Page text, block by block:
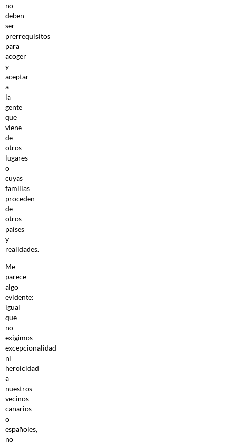
no
deben
ser
prerrequisitos
para
acoger
y
aceptar
a
la
gente
que
viene
de
otros
lugares
o
cuyas
familias
proceden
de
otros
países
y
realidades.
Me
parece
algo
evidente:
igual
que
no
exigimos
excepcionalidad
ni
heroicidad
a
nuestros
vecinos
canarios
o
españoles,
no